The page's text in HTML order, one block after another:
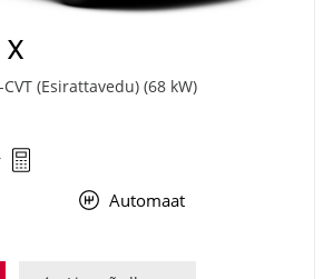
(Esirattavedu) (68 kW)
Automaat